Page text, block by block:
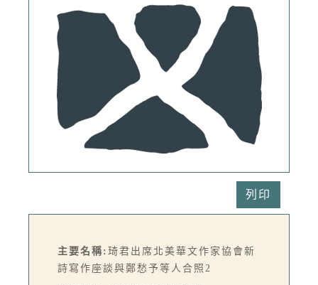
列印
主要名稱: 琦君出席北美華文作家協會新
詩寫作座談與鄭愁予等人合照2